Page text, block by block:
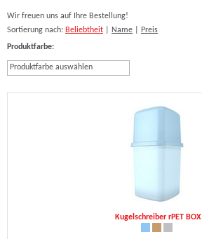
Wir freuen uns auf Ihre Bestellung!
Sortierung nach: Beliebtheit Name
Preis
Produktfarbe:
Produktfarbe auswählen
Kugelschreiber rPET BOX